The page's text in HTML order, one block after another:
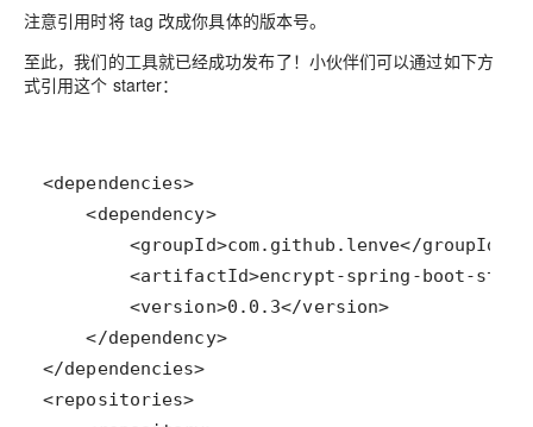
注意引用时将 tag 改成你具体的版本号。
至此，我们的工具就已经成功发布了！小伙伴们可以通过如下方
式引用这个 starter：
    <dependency>
    </dependency>